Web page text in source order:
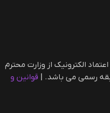
الکترونیک از وزارت محترم
قوانین و